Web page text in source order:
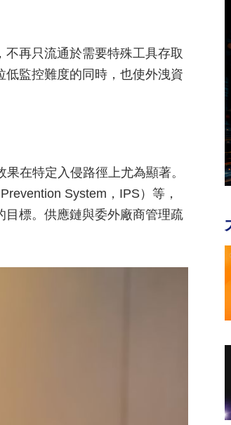
再只流通於需要特殊工具存取
監控難度的同時，也使外洩資
在特定入侵路徑上尤為顯著。
System，IPS）等，
目標。供應鏈與委外廠商管理疏